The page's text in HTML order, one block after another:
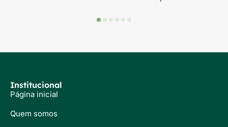
Institucional
Página inicial
Quem somos